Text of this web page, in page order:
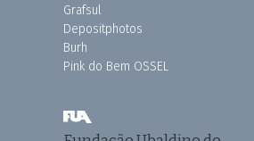
Grafsul
Depositphotos
Burh
Pink do Bem OSSEL